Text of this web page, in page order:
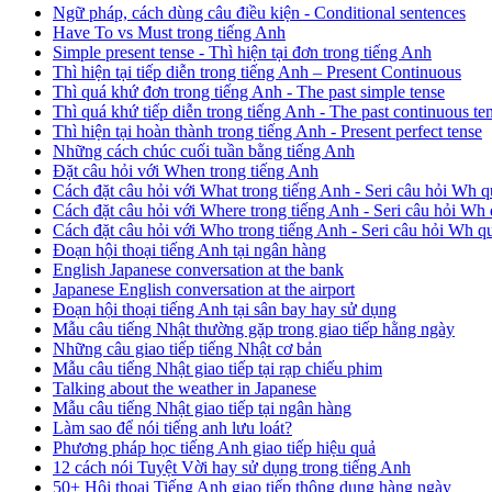
Ngữ pháp, cách dùng câu điều kiện - Conditional sentences
Have To vs Must trong tiếng Anh
Simple present tense - Thì hiện tại đơn trong tiếng Anh
Thì hiện tại tiếp diễn trong tiếng Anh – Present Continuous
Thì quá khứ đơn trong tiếng Anh - The past simple tense
Thì quá khứ tiếp diễn trong tiếng Anh - The past continuous
Thì hiện tại hoàn thành trong tiếng Anh - Present perfect tense
Những cách chúc cuối tuần bằng tiếng Anh
Đặt câu hỏi với When trong tiếng Anh
Cách đặt câu hỏi với What trong tiếng Anh - Seri câu hỏi Wh
Cách đặt câu hỏi với Where trong tiếng Anh - Seri câu hỏi Wh
Cách đặt câu hỏi với Who trong tiếng Anh - Seri câu hỏi Wh
Đoạn hội thoại tiếng Anh tại ngân hàng
English Japanese conversation at the bank
Japanese English conversation at the airport
Đoạn hội thoại tiếng Anh tại sân bay hay sử dụng
Mẫu câu tiếng Nhật thường gặp trong giao tiếp hằng ngày
Những câu giao tiếp tiếng Nhật cơ bản
Mẫu câu tiếng Nhật giao tiếp tại rạp chiếu phim
Talking about the weather in Japanese
Mẫu câu tiếng Nhật giao tiếp tại ngân hàng
Làm sao để nói tiếng anh lưu loát?
Phương pháp học tiếng Anh giao tiếp hiệu quả
12 cách nói Tuyệt Vời hay sử dụng trong tiếng Anh
50+ Hội thoại Tiếng Anh giao tiếp thông dụng hàng ngày